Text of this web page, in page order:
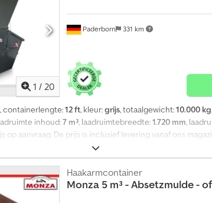
1 / 20
Paderborn 331 km
, containerlengte:12 ft, kleur:grijs, totaalgewicht:10.000 kg
inhoud:7 m³, laadruimtebreedte:1.720 mm,
op aanvraag. De prijs is inclusief levering vanaf ons
containers. Levering door heel Europa is mogelijk,
direct beschikbaar in ons magazijn, RAL 7043. 8
uitvoeringen en maten zijn beschikbaar in ons
Afzetsystemen conform DIN-norm. Technische
m³ * Eigen gewicht: 784 kg * Bodem: 5 mm S235 *
Haakarmcontainer
Monza 5 m³ - Absetzmulde -